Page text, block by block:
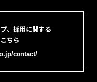
、採用に関する
ちら
contact/